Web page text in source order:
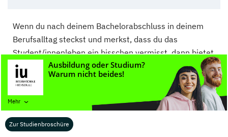
Zur Studienbroschüre
Mehr
Wenn du nach deinem Bachelorabschluss in deinem
Berufsalltag steckst und merkst, dass du das
Student/innenleben ein bisschen vermisst, dann bietet
dir ein
aufbauendes Masterstudium die Gelegenheit,
zumindest noch einmal in Teilzeit eine Hochschule zu
besuchen. Denn der Masterstudiengang „Physician
Assistant“ wird derzeit nurberufsbegleitend
angeboten, was bedeutet, dass die Voraussetzung für
eine Zulassung der Nachweis einer beruflichen